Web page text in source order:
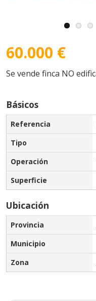
60.000 €
Se vende finca NO
Básicos
Referencia
Tipo
Operación
Superficie
Ubicación
Provincia
Municipio
Zona